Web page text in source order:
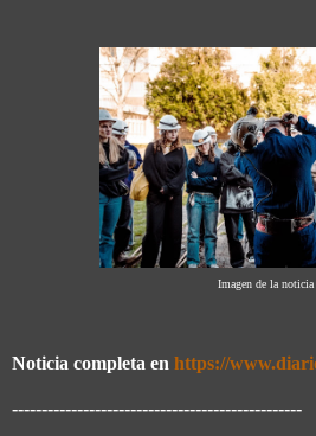
Imagen de la noticia
Noticia completa en https://
-------------------------------------------------